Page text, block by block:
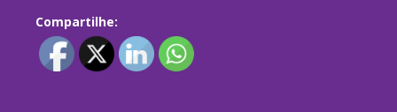
Compartilhe: